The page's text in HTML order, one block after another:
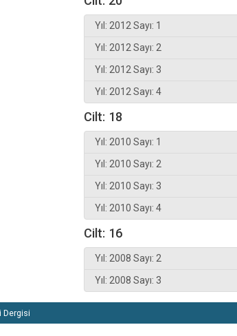
Yıl: 2012 Sayı: 1
Yıl: 2012 Sayı: 2
Yıl: 2012 Sayı: 3
Yıl: 2012 Sayı: 4
Cilt: 18
Yıl: 2010 Sayı: 1
Yıl: 2010 Sayı: 2
Yıl: 2010 Sayı: 3
Yıl: 2010 Sayı: 4
Cilt: 16
Yıl: 2008 Sayı: 2
Yıl: 2008 Sayı: 3
Dergisi